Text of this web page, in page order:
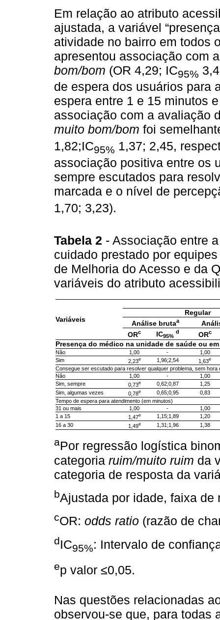
Em relação ao atributo
ajustada, a variável
atividade no bairro em todos
apresentou associação com
bom/bom (OR 4,29; IC95%
de espera dos usuários para
espera entre 1 e 15 minutos
associação com a avaliação
muito bom/bom foi
1,82;IC95% 1,37; 2,45,
associação positiva entre os
sempre escutados para
marcada e o nível de
1,70; 3,23).
Tabela 2 - Associação entre
cuidado prestado por
de Melhoria do Acesso e da
variáveis do atributo
Variáveis
Regular
Análise brutaa
ORc IC95%
d ORc
Presença do médico na unidade de saúde ou
Não 1,00 -
1,00
Sim
2,23e 1,96;2,54 1,63e
Consegue ser escutado para resolver qualquer problema, sem hora
Não
1,00 -
1,00
Sim, sempre
0,73e 0,62;0,87
1,25
Sim, algumas vezes
0,78e 0,65;0,95
0,83
Tempo de espera para atendimento (em minutos)
31 ou mais
1,00 -
1,00
1 a 15
1,47e 1,15;1,89
1,20
16 a 30
1,49e 1,31;1,96 1,38
aPor regressão logística
categoria ruim/muito ruim da
categoria de resposta da
bAjustada por idade, faixa
cOR: odds ratio (razão de
dIC95%: Intervalo de
ep valor ≤0,05.
Nas questões relacionadas
observou-se que, para todas